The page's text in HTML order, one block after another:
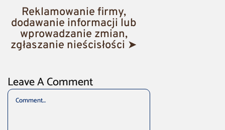
Reklamowanie firmy,
dodawanie informacji lub
wprowadzanie zmian,
zgłaszanie nieścisłości ➤
Leave A Comment
Comment